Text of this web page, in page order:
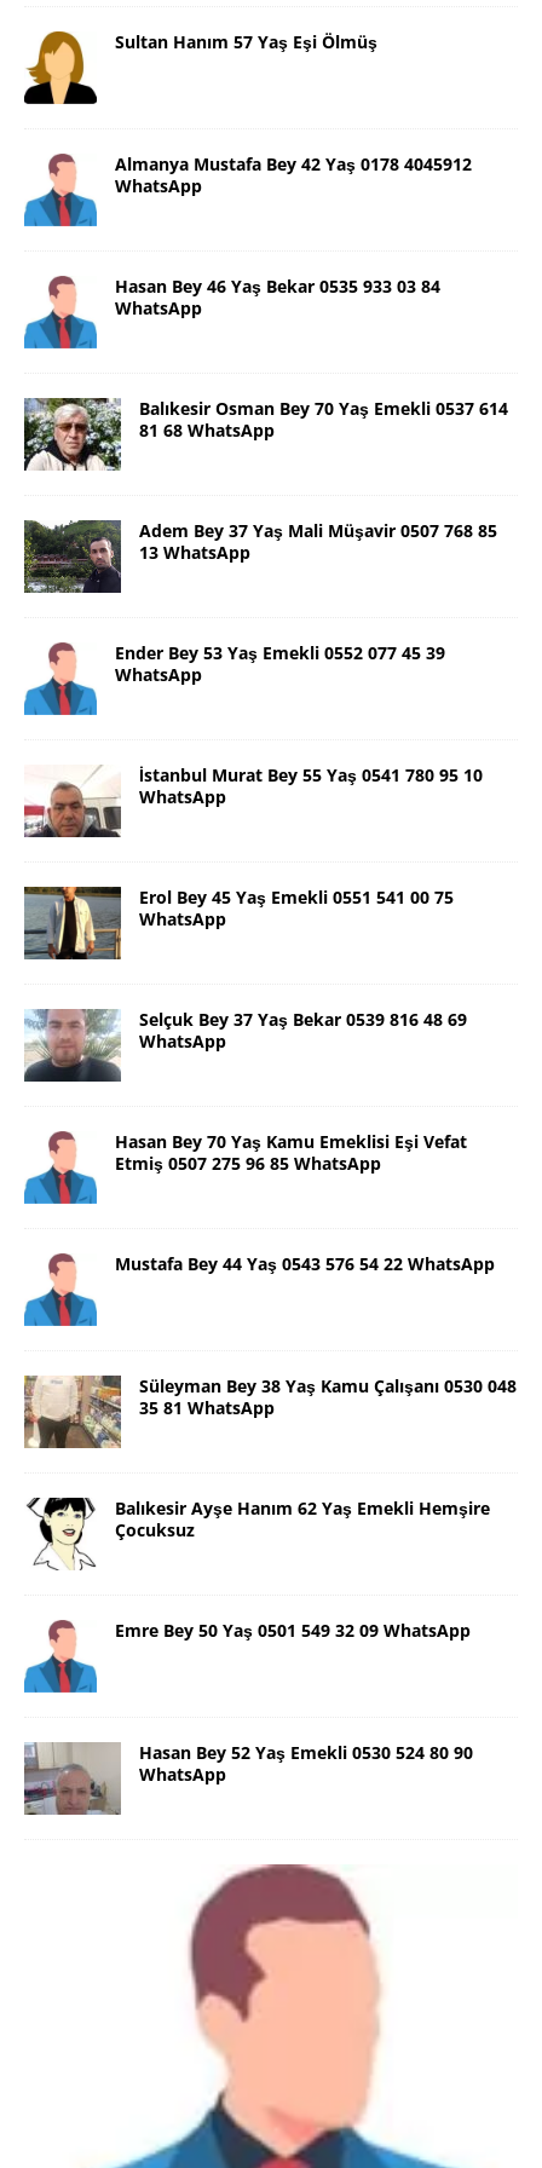
Sultan Hanım 57 Yaş Eşi Ölmüş
Almanya Mustafa Bey 42 Yaş 0178 4045912
WhatsApp
Hasan Bey 46 Yaş Bekar 0535 933 03 84
WhatsApp
Balıkesir Osman Bey 70 Yaş Emekli 0537 614
81 68 WhatsApp
Adem Bey 37 Yaş Mali Müşavir 0507 768 85
13 WhatsApp
Ender Bey 53 Yaş Emekli 0552 077 45 39
WhatsApp
İstanbul Murat Bey 55 Yaş 0541 780 95 10
WhatsApp
Erol Bey 45 Yaş Emekli 0551 541 00 75
WhatsApp
Selçuk Bey 37 Yaş Bekar 0539 816 48 69
WhatsApp
Hasan Bey 70 Yaş Kamu Emeklisi Eşi Vefat
Etmiş 0507 275 96 85 WhatsApp
Mustafa Bey 44 Yaş 0543 576 54 22 WhatsApp
Süleyman Bey 38 Yaş Kamu Çalışanı 0530 048
35 81 WhatsApp
Balıkesir Ayşe Hanım 62 Yaş Emekli Hemşire
Çocuksuz
Emre Bey 50 Yaş 0501 549 32 09 WhatsApp
Hasan Bey 52 Yaş Emekli 0530 524 80 90
WhatsApp
Danimarka Mustafa Bey 45 Yaş +45
42 48 17 28 WhatsApp
Lütfen Danimarka dışı aramasın. Selam ben
Danimarka’dan Mustafa 45 yaşında, 1.88 boyunda,
98 kiloda, Kumral, ayrılmış bir beyim. Alkol yok.
Sigara var. Maddi sıkıntım yok.